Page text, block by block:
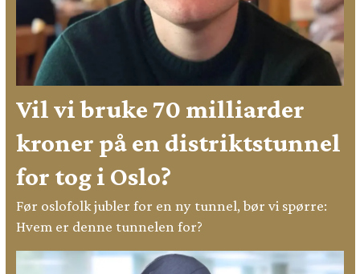
Vil vi bruke 70 milliarder
kroner på en distriktstunnel
for tog i Oslo?
Før oslofolk jubler for en ny tunnel, bør vi spørre:
Hvem er denne tunnelen for?